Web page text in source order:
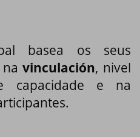
basea os seus
navinculación, nivel
capacidade e na